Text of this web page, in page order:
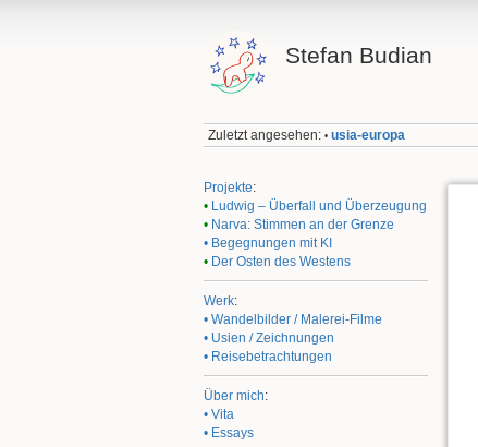
Stefan Budian
Zuletzt angesehen: • usia-europa
Projekte:
• Ludwig – Überfall und Überzeugung
• Narva: Stimmen an der Grenze
• Begegnungen mit KI
• Der Osten des Westens
Werk:
• Wandelbilder / Malerei-Filme
• Usien / Zeichnungen
• Reisebetrachtungen
Über mich:
• Vita
• Essays